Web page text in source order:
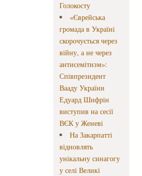
Голокосту
«Єврейська
громада в Україні
скорочується через
війну, а не через
антисемітизм»:
Співпрезидент
Вааду України
Едуард Шифрін
виступив на сесії
ВЄК у Женеві
На Закарпатті
відновлять
унікальну синагогу
у селі Великі